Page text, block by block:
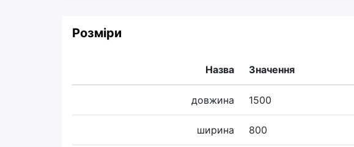
Розміри
Назва Значення
довжина 1500
ширина 800